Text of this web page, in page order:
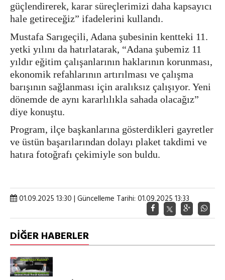
güçlendirerek, karar süreçlerimizi daha kapsayıcı
hale getireceğiz” ifadelerini kullandı.
Mustafa Sarıgeçili, Adana şubesinin kentteki 11.
yetki yılını da hatırlatarak, “Adana şubemiz 11
yıldır eğitim çalışanlarının haklarının korunması,
ekonomik refahlarının artırılması ve çalışma
barışının sağlanması için aralıksız çalışıyor. Yeni
dönemde de aynı kararlılıkla sahada olacağız”
diye konuştu.
Program, ilçe başkanlarına gösterdikleri gayretler
ve üstün başarılarından dolayı plaket takdimi ve
hatıra fotoğrafı çekimiyle son buldu.
01.09.2025 13:30 | Güncelleme Tarihi: 01.09.2025 13:33
DİĞER HABERLER